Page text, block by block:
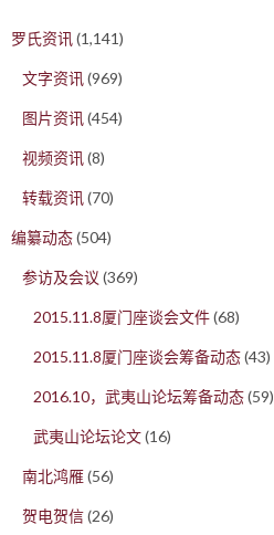
罗氏资讯(1,141)
文字资讯(969)
图片资讯(454)
视频资讯(8)
转载资讯(70)
编纂动态(504)
参访及会议 (369)
2015.11.8厦门座谈会文件(68)
2015.11.8厦门座谈会筹备动态(43)
2016.10，武夷山论坛筹备动态(59)
武夷山论坛论文(16)
南北鸿雁(56)
贺电贺信(26)